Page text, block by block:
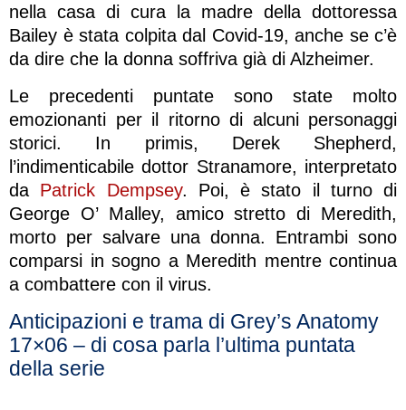
nella casa di cura la madre della dottoressa
Bailey è stata colpita dal Covid-19, anche se c’è
da dire che la donna soffriva già di Alzheimer.
Le precedenti puntate sono state molto
emozionanti per il ritorno di alcuni personaggi
storici. In primis, Derek Shepherd,
l’indimenticabile dottor Stranamore, interpretato
da Patrick Dempsey. Poi, è stato il turno di
George O’ Malley, amico stretto di Meredith,
morto per salvare una donna. Entrambi sono
comparsi in sogno a Meredith mentre continua
a combattere con il virus.
Anticipazioni e trama di Grey’s Anatomy
17×06 – di cosa parla l’ultima puntata
della serie